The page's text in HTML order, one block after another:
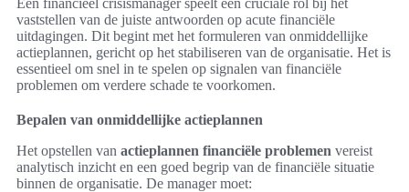
vaststellen van de juiste antwoorden op acute financiële
uitdagingen. Dit begint met het formuleren van onmiddellijke
actieplannen, gericht op het stabiliseren van de organisatie. Het is
essentieel om snel in te spelen op signalen van financiële
problemen om verdere schade te voorkomen.
Bepalen van onmiddellijke actieplannen
Het opstellen van actieplannen financiële problemen vereist
analytisch inzicht en een goed begrip van de financiële situatie
binnen de organisatie. De manager moet: